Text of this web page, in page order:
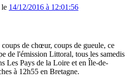
le 14/12/2016 à 12:01:56
de chœur, coups de gueule, ce
de l'émission Littoral, tous les samedis
Les Pays de la Loire et en Île-de-
à 12h55 en Bretagne.